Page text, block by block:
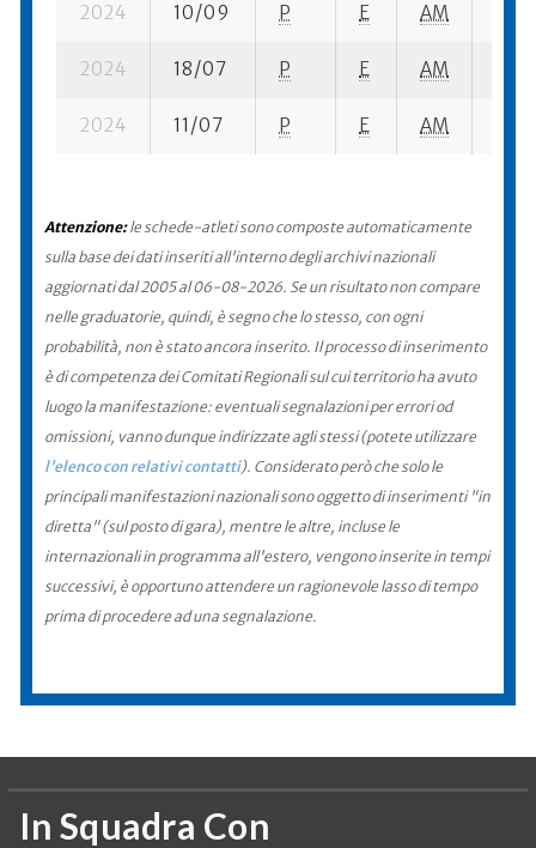
2024 10/09 P E AM
2024 18/07 P E AM
2024 11/07 P E AM
Attenzione:le schede-atleti sono composte automaticamente
sulla base dei dati inseriti all'interno degli archivi nazionali
aggiornati dal 2005 al 06-08-2026. Se un risultato non compare
nelle graduatorie, quindi, è segno che lo stesso, con ogni
probabilità, non è stato ancora inserito. Il processo di inserimento
è di competenza dei Comitati Regionali sul cui territorio ha avuto
luogo la manifestazione: eventuali segnalazioni per errori od
omissioni, vanno dunque indirizzate agli stessi (potete utilizzare
l'elenco con relativi contatti). Considerato però che solo le
principali manifestazioni nazionali sono oggetto di inserimenti "in
diretta" (sul posto di gara), mentre le altre, incluse le
internazionali in programma all'estero, vengono inserite in tempi
successivi, è opportuno attendere un ragionevole lasso di tempo
prima di procedere ad una segnalazione.
In Squadra Con